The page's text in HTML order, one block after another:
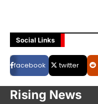
Social Links
facebook twitter
Rising News